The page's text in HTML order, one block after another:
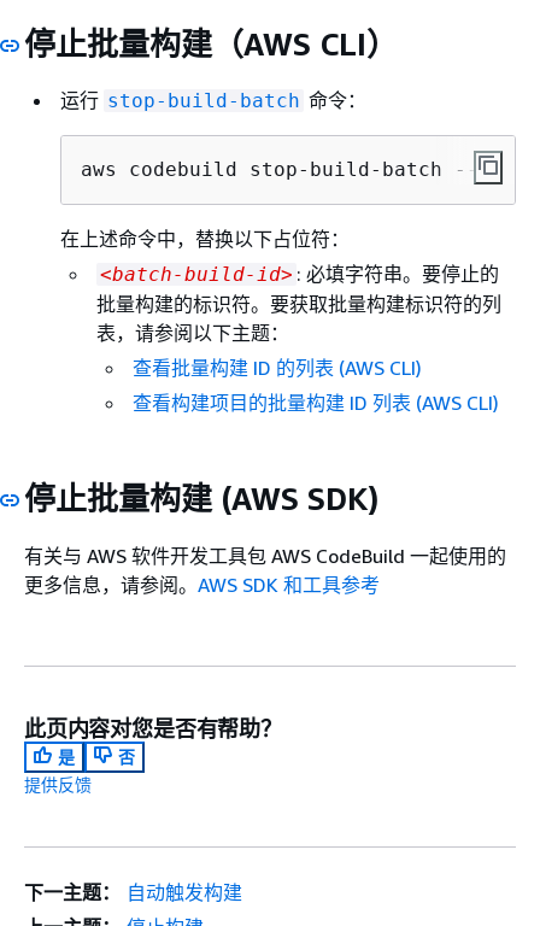
停止批量构建（AWS CLI）
运行 stop-build-batch 命令：
aws codebuild stop-build-batch --id
在上述命令中，替换以下占位符：
<batch-build-id> : 必填字符串。要停止的
批量构建的标识符。要获取批量构建标识符的列
表，请参阅以下主题：
查看批量构建 ID 的列表 (AWS CLI)
查看构建项目的批量构建 ID 列表 (AWS CLI)
停止批量构建 (AWS SDK)
有关与 AWS 软件开发工具包 AWS CodeBuild 一起使用的
更多信息，请参阅。 AWS SDK 和工具参考
此页内容对您是否有帮助？
是
否
提供反馈
下一主题：
自动触发构建